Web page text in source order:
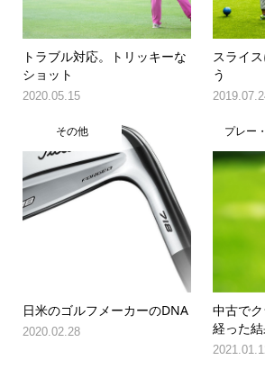
トラブル対応。トリッキーな
ショット
2020.05.15
スライ
う
その他
日米のゴルフメーカーのDNA
2020.02.28
プレー
中古で
経った